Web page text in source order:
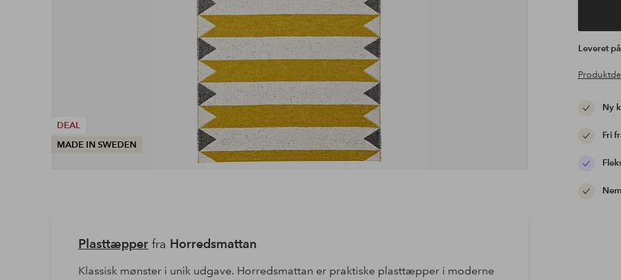
DEAL
MADE IN SWEDEN
Leveret
Ny
Fri
Plasttæpperfra Horredsmattan
Klassisk mønster i unik udgave. Horredsmattan er praktiske plasttæpper i moderne